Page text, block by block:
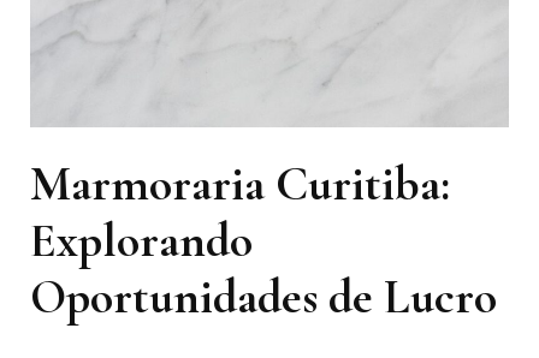
Marmoraria Curitiba:
Explorando
Oportunidades de Lucro